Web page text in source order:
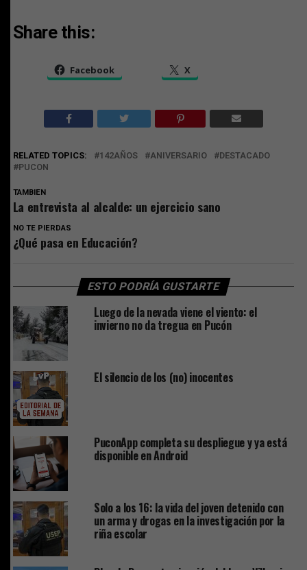
Share this:
Facebook X
RELATED TOPICS: 142AÑOS ANIVERSARIO
DESTACADO
PUCON
TAMBIEN
La entrevista al alcalde: un ejercicio sano
NO TE PIERDAS
¿Qué pasa en Educación?
ESTO PODRÍA GUSTARTE
Luego de la nevada viene el viento: el
invierno no da tregua en Pucón
El silencio de los (no) inocentes
PuconApp completa su despliegue y ya está
disponible en Android
Solo a los 16: la vida del joven detenido con
un arma y drogas en la investigación por la
riña escolar